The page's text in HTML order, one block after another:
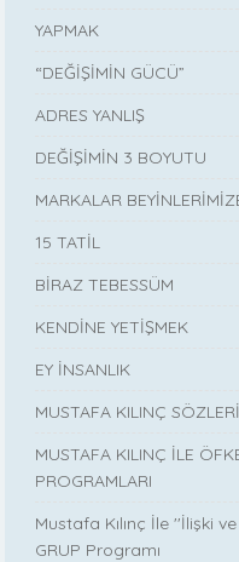
YAPMAK
“DEĞİŞİMİN GÜCÜ”
ADRES YANLIŞ
DEĞİŞİMİN 3 BOYUTU
MARKALAR
15 TATİL
BİRAZ TEBESSÜM
KENDİNE YETİŞMEK
EY İNSANLIK
MUSTAFA KILINÇ SÖZLERİ
MUSTAFA KILINÇ İLE
PROGRAMLARI
Mustafa Kılınç İle ''İlişki ve
GRUP Programı